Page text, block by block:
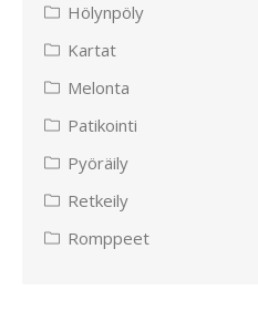
Hölynpöly
Kartat
Melonta
Patikointi
Pyöräily
Retkeily
Romppeet